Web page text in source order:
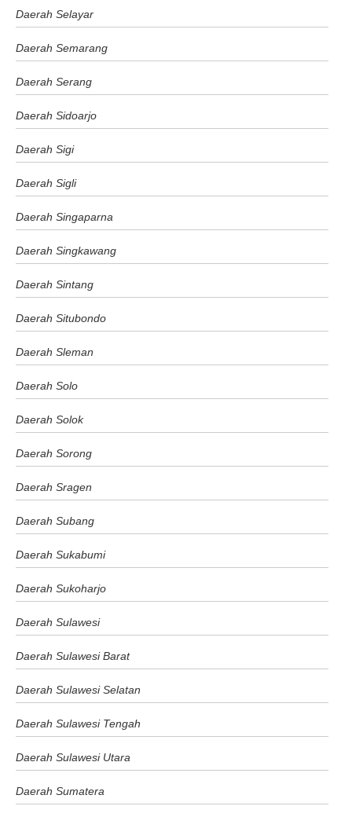
Daerah Selayar
Daerah Semarang
Daerah Serang
Daerah Sidoarjo
Daerah Sigi
Daerah Sigli
Daerah Singaparna
Daerah Singkawang
Daerah Sintang
Daerah Situbondo
Daerah Sleman
Daerah Solo
Daerah Solok
Daerah Sorong
Daerah Sragen
Daerah Subang
Daerah Sukabumi
Daerah Sukoharjo
Daerah Sulawesi
Daerah Sulawesi Barat
Daerah Sulawesi Selatan
Daerah Sulawesi Tengah
Daerah Sulawesi Utara
Daerah Sumatera